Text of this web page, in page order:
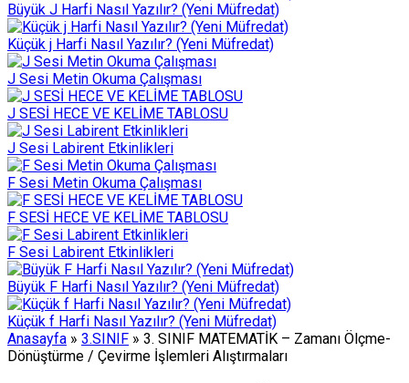
Büyük J Harfi Nasıl Yazılır? (Yeni Müfredat)
Küçük j Harfi Nasıl Yazılır? (Yeni Müfredat)
J Sesi Metin Okuma Çalışması
J SESİ HECE VE KELİME TABLOSU
J Sesi Labirent Etkinlikleri
F Sesi Metin Okuma Çalışması
F SESİ HECE VE KELİME TABLOSU
F Sesi Labirent Etkinlikleri
Büyük F Harfi Nasıl Yazılır? (Yeni Müfredat)
Küçük f Harfi Nasıl Yazılır? (Yeni Müfredat)
Anasayfa » 3.SINIF » 3. SINIF MATEMATİK – Zamanı Ölçme-
Dönüştürme / Çevirme İşlemleri Alıştırmaları